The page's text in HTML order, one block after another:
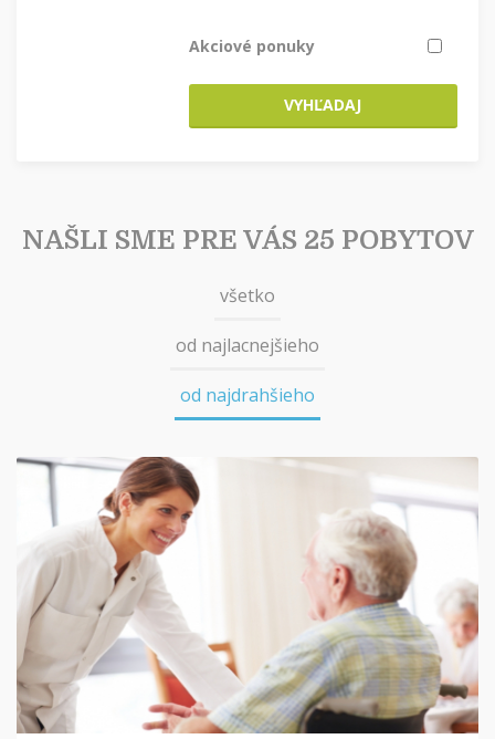
Akciové ponuky
VYHĽADAJ
NAŠLI SME PRE VÁS 25 POBYTOV
všetko
od najlacnejšieho
od najdrahšieho